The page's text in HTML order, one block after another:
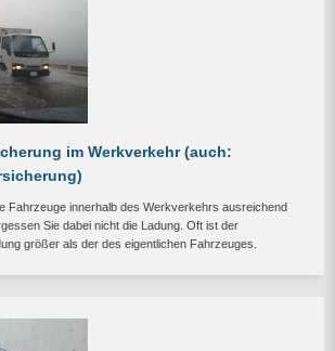
im Werkverkehr (auch:
Fahrzeuge innerhalb des Werkverkehrs ausreichend
Sie dabei nicht die Ladung. Oft ist der
größer als der des eigentlichen Fahrzeuges.